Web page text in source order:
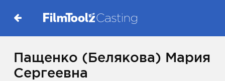
Пащенко (Белякова) Мария
Сергеевна